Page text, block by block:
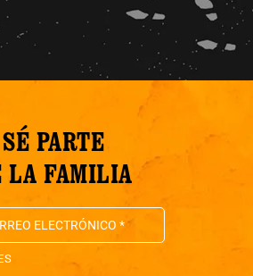
SÉ PARTE
LA FAMILIA